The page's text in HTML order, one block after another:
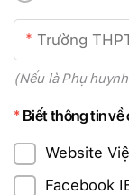
(Nếu là Phụ
Biết thông tin
Website
Facebook